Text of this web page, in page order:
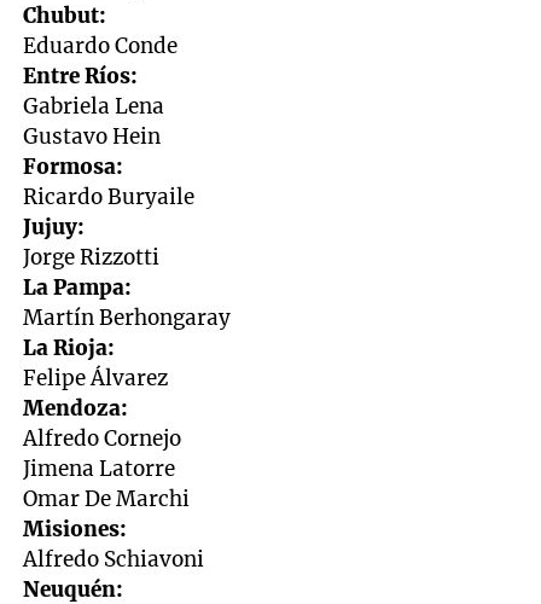
Chubut:
Eduardo Conde
Entre Ríos:
Gabriela Lena
Gustavo Hein
Formosa:
Ricardo Buryaile
Jujuy:
Jorge Rizzotti
La Pampa:
Martín Berhongaray
La Rioja:
Felipe Álvarez
Mendoza:
Alfredo Cornejo
Jimena Latorre
Omar De Marchi
Misiones:
Alfredo Schiavoni
Neuquén: